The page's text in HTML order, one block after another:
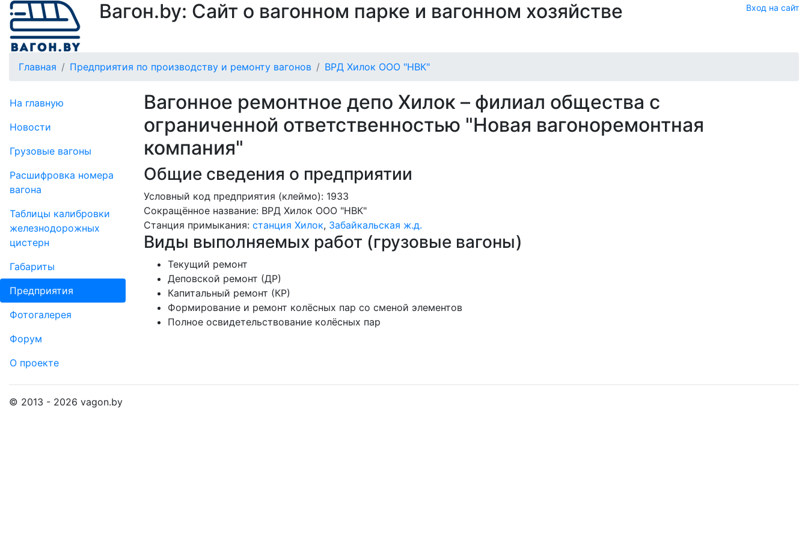
Вагон.by: Сайт о вагонном парке и вагонном хозяйстве Вход на сайт
Главная Предприятия по производству и ремонту вагонов ВРД Хилок ООО "НВК"
На главную
Новости
Грузовые вагоны
Рас­шифров­ка номера
вагона
Таблицы калибровки
же­лезно­дорожных
цистерн
Габариты
Пред­прия­тия
Фо­то­га­ле­рея
Форум
О проекте
Вагонное ремонтное депо Хилок – филиал общества с
ограниченной ответственностью "Новая вагоноремонтная
компания"
Общие сведения о предприятии
Условный код предприятия (клеймо): 1933
Сокращённое название: ВРД Хилок ООО "НВК"
Станция примыкания: станция Хилок, Забайкальская ж.д.
Виды выполняемых работ (грузовые вагоны)
Текущий ремонт
Деповской ремонт (ДР)
Капитальный ремонт (КР)
Формирование и ремонт колёсных пар со сменой элементов
Полное освидетельствование колёсных пар
© 2013 - 2026 vagon.by